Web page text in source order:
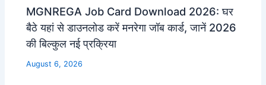
MGNREGA Job Card Download 2026: घर
बैठे यहां से डाउनलोड करें मनरेगा जॉब कार्ड, जानें 2026
की बिल्कुल नई प्रक्रिया
August 6, 2026